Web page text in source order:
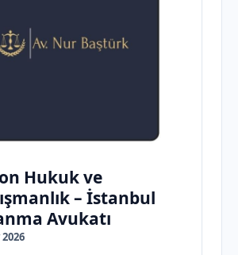
Hukuk ve
– İstanbul
Avukatı